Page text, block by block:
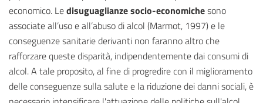
economico. Ledisuguaglianze socio-economichesono
associate all’uso e all’abuso di alcol (Marmot, 1997) e le
conseguenze sanitarie derivanti non faranno altro che
rafforzare queste disparità, indipendentemente dai consumi di
alcol. A tale proposito, al fine di progredire con il miglioramento
delle conseguenze sulla salute e la riduzione dei danni sociali, è